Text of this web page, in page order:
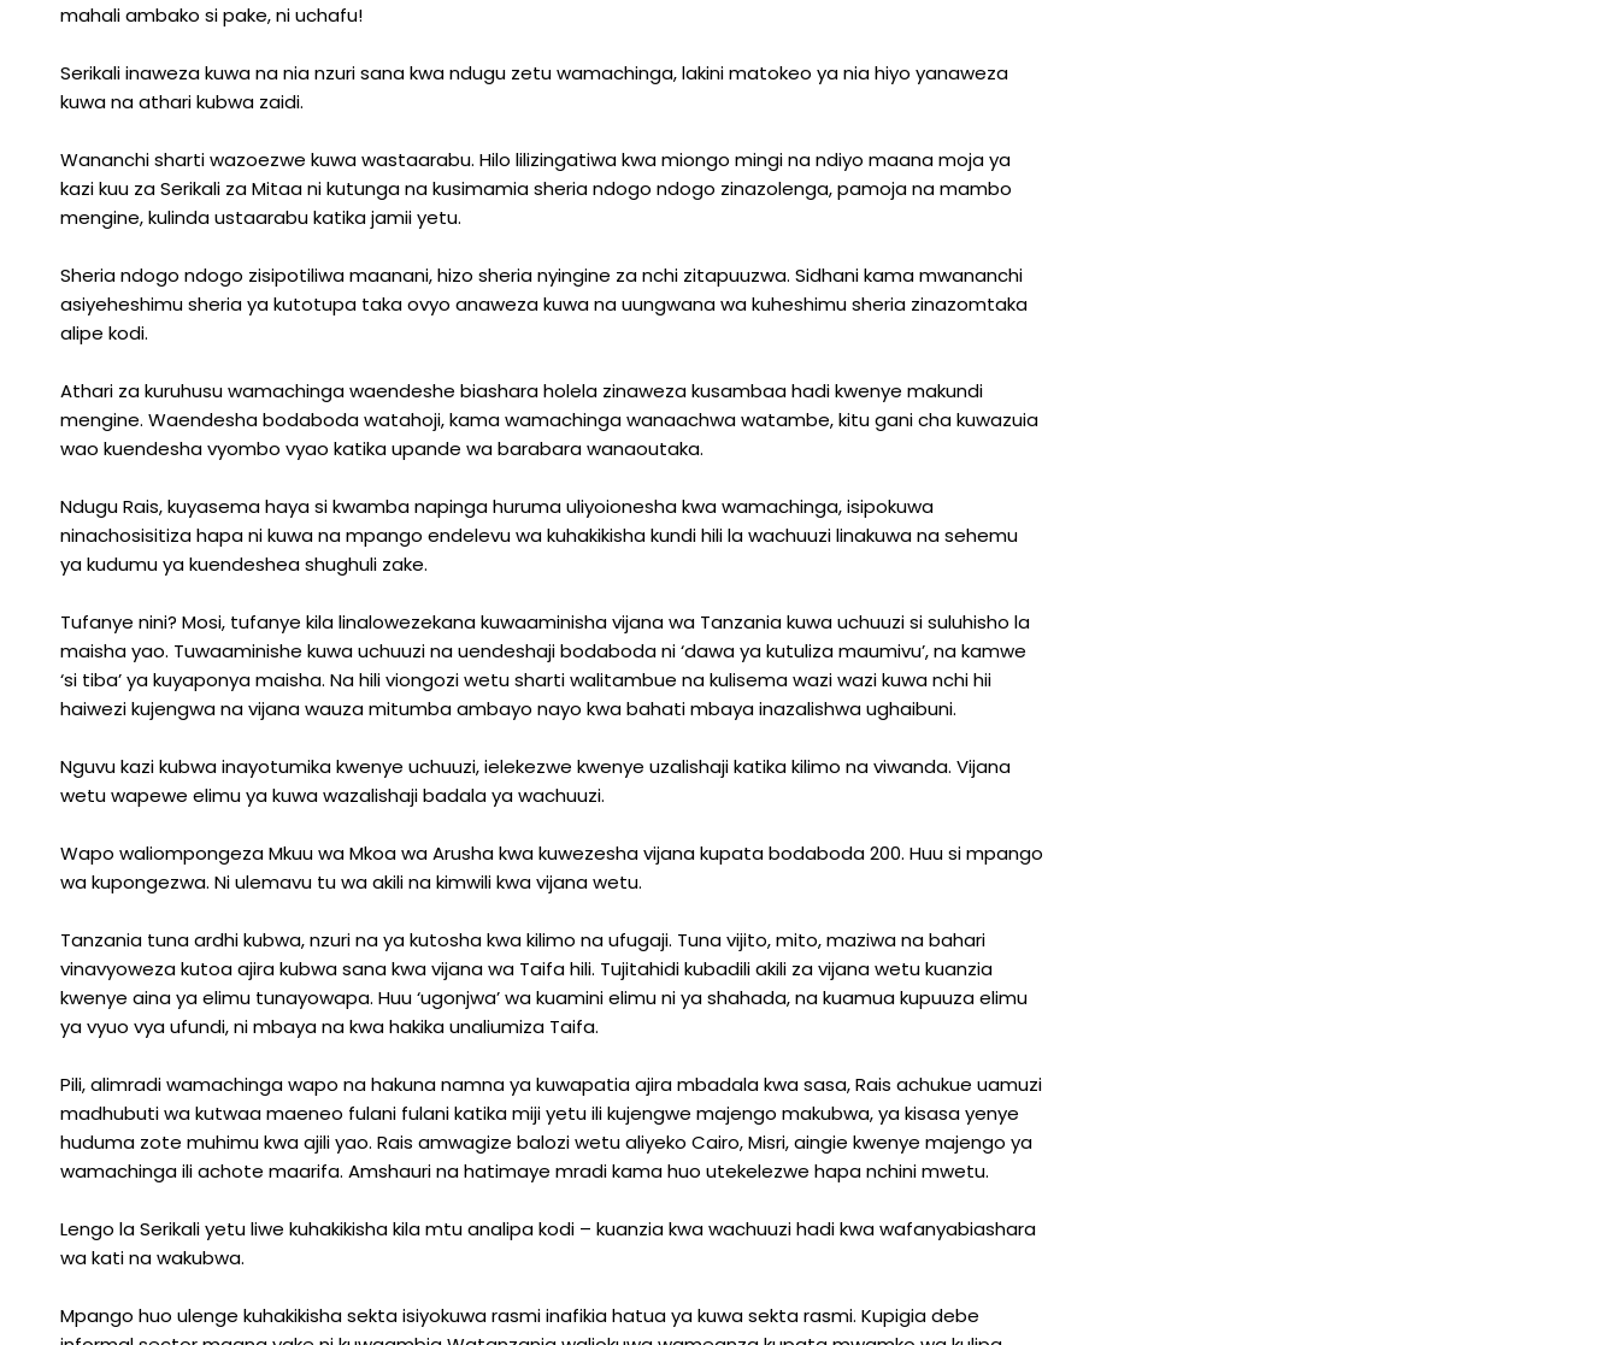
mahali ambako si pake, ni uchafu!
Serikali inaweza kuwa na nia nzuri sana kwa ndugu zetu wamachinga, lakini matokeo ya nia hiyo yanaweza
kuwa na athari kubwa zaidi.
Wananchi sharti wazoezwe kuwa wastaarabu. Hilo lilizingatiwa kwa miongo mingi na ndiyo maana moja ya
kazi kuu za Serikali za Mitaa ni kutunga na kusimamia sheria ndogo ndogo zinazolenga, pamoja na mambo
mengine, kulinda ustaarabu katika jamii yetu.
Sheria ndogo ndogo zisipotiliwa maanani, hizo sheria nyingine za nchi zitapuuzwa. Sidhani kama mwananchi
asiyeheshimu sheria ya kutotupa taka ovyo anaweza kuwa na uungwana wa kuheshimu sheria zinazomtaka
alipe kodi.
Athari za kuruhusu wamachinga waendeshe biashara holela zinaweza kusambaa hadi kwenye makundi
mengine. Waendesha bodaboda watahoji, kama wamachinga wanaachwa watambe, kitu gani cha kuwazuia
wao kuendesha vyombo vyao katika upande wa barabara wanaoutaka.
Ndugu Rais, kuyasema haya si kwamba napinga huruma uliyoionesha kwa wamachinga, isipokuwa
ninachosisitiza hapa ni kuwa na mpango endelevu wa kuhakikisha kundi hili la wachuuzi linakuwa na sehemu
ya kudumu ya kuendeshea shughuli zake.
Tufanye nini? Mosi, tufanye kila linalowezekana kuwaaminisha vijana wa Tanzania kuwa uchuuzi si suluhisho la
maisha yao. Tuwaaminishe kuwa uchuuzi na uendeshaji bodaboda ni ‘dawa ya kutuliza maumivu’, na kamwe
‘si tiba’ ya kuyaponya maisha. Na hili viongozi wetu sharti walitambue na kulisema wazi wazi kuwa nchi hii
haiwezi kujengwa na vijana wauza mitumba ambayo nayo kwa bahati mbaya inazalishwa ughaibuni.
Nguvu kazi kubwa inayotumika kwenye uchuuzi, ielekezwe kwenye uzalishaji katika kilimo na viwanda. Vijana
wetu wapewe elimu ya kuwa wazalishaji badala ya wachuuzi.
Wapo waliompongeza Mkuu wa Mkoa wa Arusha kwa kuwezesha vijana kupata bodaboda 200. Huu si mpango
wa kupongezwa. Ni ulemavu tu wa akili na kimwili kwa vijana wetu.
Tanzania tuna ardhi kubwa, nzuri na ya kutosha kwa kilimo na ufugaji. Tuna vijito, mito, maziwa na bahari
vinavyoweza kutoa ajira kubwa sana kwa vijana wa Taifa hili. Tujitahidi kubadili akili za vijana wetu kuanzia
kwenye aina ya elimu tunayowapa. Huu ‘ugonjwa’ wa kuamini elimu ni ya shahada, na kuamua kupuuza elimu
ya vyuo vya ufundi, ni mbaya na kwa hakika unaliumiza Taifa.
Pili, alimradi wamachinga wapo na hakuna namna ya kuwapatia ajira mbadala kwa sasa, Rais achukue uamuzi
madhubuti wa kutwaa maeneo fulani fulani katika miji yetu ili kujengwe majengo makubwa, ya kisasa yenye
huduma zote muhimu kwa ajili yao. Rais amwagize balozi wetu aliyeko Cairo, Misri, aingie kwenye majengo ya
wamachinga ili achote maarifa. Amshauri na hatimaye mradi kama huo utekelezwe hapa nchini mwetu.
Lengo la Serikali yetu liwe kuhakikisha kila mtu analipa kodi – kuanzia kwa wachuuzi hadi kwa wafanyabiashara
wa kati na wakubwa.
Mpango huo ulenge kuhakikisha sekta isiyokuwa rasmi inafikia hatua ya kuwa sekta rasmi. Kupigia debe